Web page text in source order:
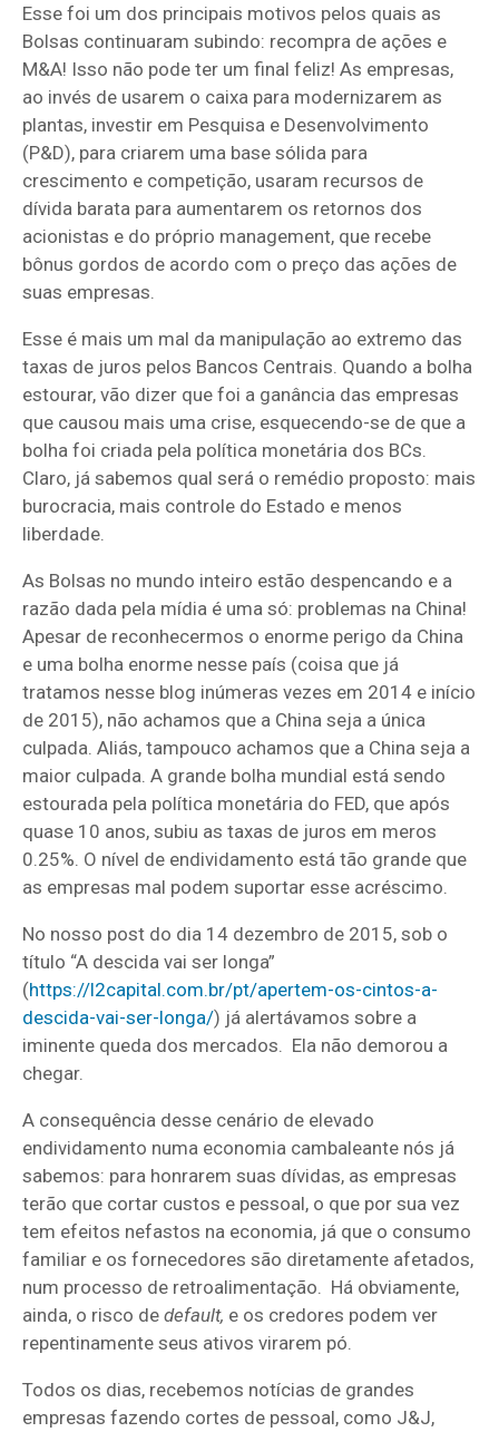
Esse foi um dos principais motivos pelos quais as
Bolsas continuaram subindo: recompra de ações e
M&A! Isso não pode ter um final feliz! As empresas,
ao invés de usarem o caixa para modernizarem as
plantas, investir em Pesquisa e Desenvolvimento
(P&D), para criarem uma base sólida para
crescimento e competição, usaram recursos de
dívida barata para aumentarem os retornos dos
acionistas e do próprio management, que recebe
bônus gordos de acordo com o preço das ações de
suas empresas.
Esse é mais um mal da manipulação ao extremo das
taxas de juros pelos Bancos Centrais. Quando a bolha
estourar, vão dizer que foi a ganância das empresas
que causou mais uma crise, esquecendo-se de que a
bolha foi criada pela política monetária dos BCs.
Claro, já sabemos qual será o remédio proposto: mais
burocracia, mais controle do Estado e menos
liberdade.
As Bolsas no mundo inteiro estão despencando e a
razão dada pela mídia é uma só: problemas na China!
Apesar de reconhecermos o enorme perigo da China
e uma bolha enorme nesse país (coisa que já
tratamos nesse blog inúmeras vezes em 2014 e início
de 2015), não achamos que a China seja a única
culpada. Aliás, tampouco achamos que a China seja a
maior culpada. A grande bolha mundial está sendo
estourada pela política monetária do FED, que após
quase 10 anos, subiu as taxas de juros em meros
0.25%. O nível de endividamento está tão grande que
as empresas mal podem suportar esse acréscimo.
No nosso post do dia 14 dezembro de 2015, sob o
título “A descida vai ser longa”
(https://l2capital.com.br/pt/apertem-os-cintos-a-
descida-vai-ser-longa/) já alertávamos sobre a
iminente queda dos mercados. Ela não demorou a
chegar.
A consequência desse cenário de elevado
endividamento numa economia cambaleante nós já
sabemos: para honrarem suas dívidas, as empresas
terão que cortar custos e pessoal, o que por sua vez
tem efeitos nefastos na economia, já que o consumo
familiar e os fornecedores são diretamente afetados,
num processo de retroalimentação. Há obviamente,
ainda, o risco de default, e os credores podem ver
repentinamente seus ativos virarem pó.
Todos os dias, recebemos notícias de grandes
empresas fazendo cortes de pessoal, como J&J,